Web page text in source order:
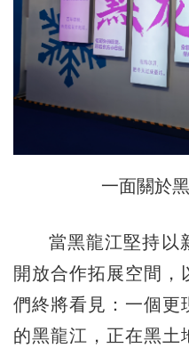
一面關於
當黑龍江堅持以
開放合作拓展空間，
們終將看見：一個更
的黑龍江，正在黑土